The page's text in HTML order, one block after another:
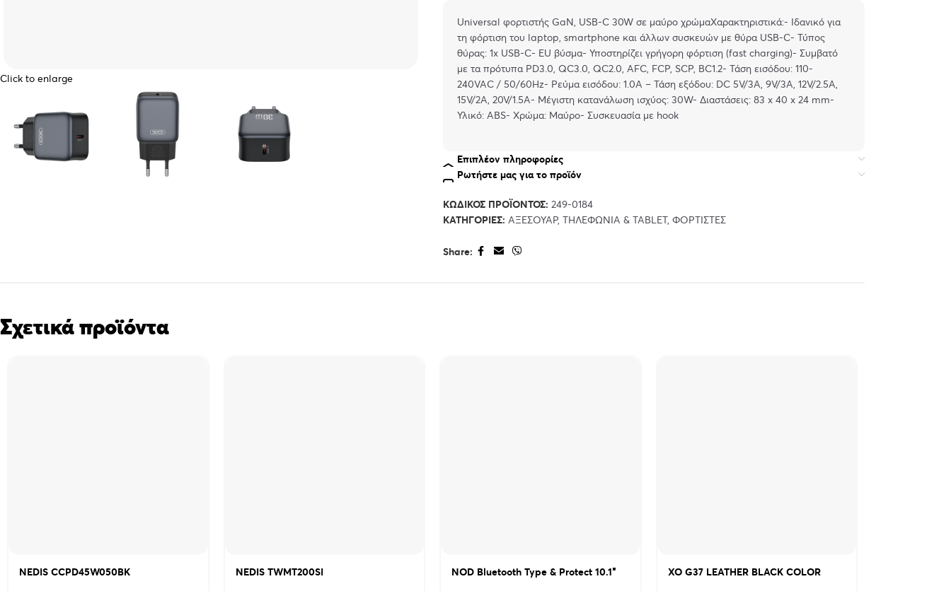
Click to enlarge
Universal φορτιστής GaN, USB-C 30W σε μαύρο χρώμαΧαρακτηριστικά:- Ιδανικό για
τη φόρτιση του laptop, smartphone και άλλων συσκευών με θύρα USB-C- Τύπος
θύρας: 1x USB-C- EU βύσμα- Υποστηρίζει γρήγορη φόρτιση (fast charging)- Συμβατό
με τα πρότυπα PD3.0, QC3.0, QC2.0, AFC, FCP, SCP, BC1.2- Τάση εισόδου: 110-
240VAC / 50/60Hz- Ρεύμα εισόδου: 1.0A – Τάση εξόδου: DC 5V/3A, 9V/3A, 12V/2.5A,
15V/2A, 20V/1.5A- Μέγιστη κατανάλωση ισχύος: 30W- Διαστάσεις: 83 x 40 x 24 mm-
Υλικό: ABS- Χρώμα: Μαύρο- Συσκευασία με hook
Επιπλέον πληροφορίες
Ρωτήστε μας για το προϊόν
ΚΩΔΙΚΌΣ ΠΡΟΪΌΝΤΟΣ: 249-0184
ΚΑΤΗΓΟΡΊΕΣ: ΑΞΕΣΟΥΆΡ, ΤΗΛΕΦΩΝΊΑ & TABLET, ΦΟΡΤΙΣΤΈΣ
Share:
Σχετικά προϊόντα
NEDIS CCPD45W050BK NEDIS TWMT200SI NOD Bluetooth Type & Protect 10.1″ XO G37 LEATHER BLACK COLOR